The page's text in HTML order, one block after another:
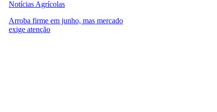
Notícias Agrícolas
Arroba firme em junho, mas mercado
exige atenção